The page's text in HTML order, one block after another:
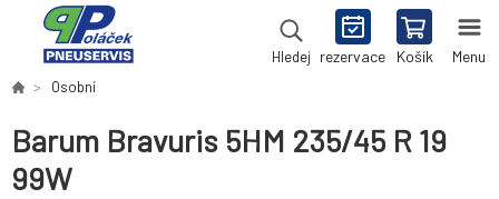
Hledej rezervace Košík Menu
Osobní
Barum Bravuris 5HM 235/45 R 19
99W